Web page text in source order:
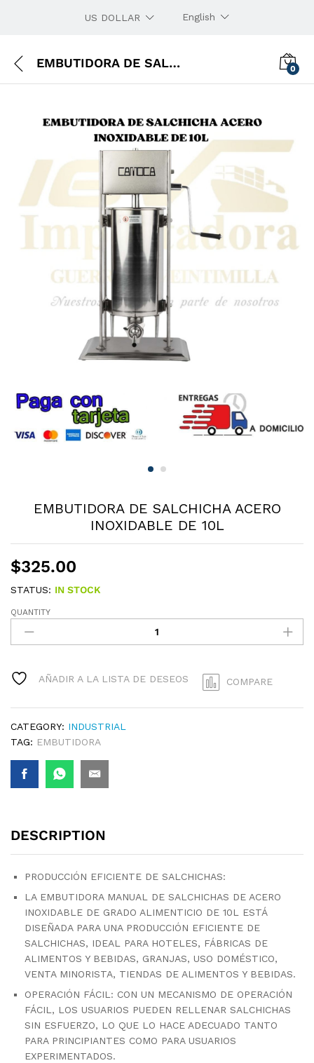
US DOLLAR English
EMBUTIDORA DE SALCHICHA ACERO INOXIDABLE DE 10L 0
EMBUTIDORA DE SALCHICHA ACERO
INOXIDABLE DE 10L
$325.00
STATUS: IN STOCK
EMBUTIDORA
SALCHICHA
INOXIDABLE
10L
QUANTITY
QUANTITY
AÑADIR A LA LISTA DE DESEOS COMPARE
CATEGORY: INDUSTRIAL
TAG: EMBUTIDORA
DESCRIPTION
PRODUCCIÓN EFICIENTE DE SALCHICHAS:
LA EMBUTIDORA MANUAL DE SALCHICHAS DE ACERO
INOXIDABLE DE GRADO ALIMENTICIO DE 10L ESTÁ
DISEÑADA PARA UNA PRODUCCIÓN EFICIENTE DE
SALCHICHAS, IDEAL PARA HOTELES, FÁBRICAS DE
ALIMENTOS Y BEBIDAS, GRANJAS, USO DOMÉSTICO,
VENTA MINORISTA, TIENDAS DE ALIMENTOS Y BEBIDAS.
OPERACIÓN FÁCIL: CON UN MECANISMO DE OPERACIÓN
FÁCIL, LOS USUARIOS PUEDEN RELLENAR SALCHICHAS
SIN ESFUERZO, LO QUE LO HACE ADECUADO TANTO
PARA PRINCIPIANTES COMO PARA USUARIOS
EXPERIMENTADOS.